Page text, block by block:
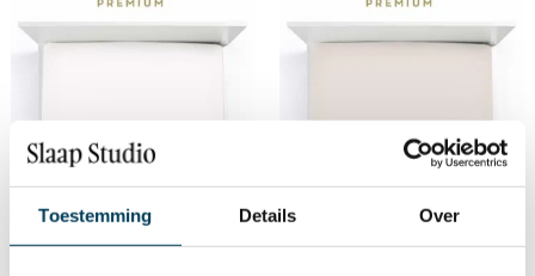
Toestemming Details Over